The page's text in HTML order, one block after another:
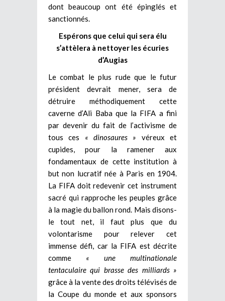
dont beaucoup ont été épinglés et
sanctionnés.
Espérons que celui qui sera élu
s’attèlera à nettoyer les écuries
d’Augias
Le combat le plus rude que le futur
président devrait mener, sera de
détruire méthodiquement cette
caverne d’Ali Baba que la FIFA a fini
par devenir du fait de l’activisme de
tous ces « dinosaures » véreux et
cupides, pour la ramener aux
fondamentaux de cette institution à
but non lucratif née à Paris en 1904.
La FIFA doit redevenir cet instrument
sacré qui rapproche les peuples grâce
à la magie du ballon rond. Mais disons-
le tout net, il faut plus que du
volontarisme pour relever cet
immense défi, car la FIFA est décrite
comme « une multinationale
tentaculaire qui brasse des milliards »
grâce à la vente des droits télévisés de
la Coupe du monde et aux sponsors